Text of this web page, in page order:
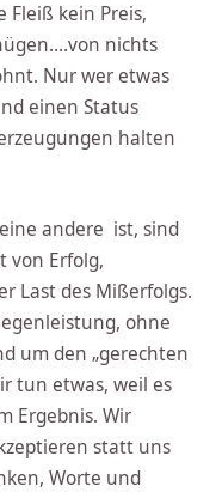
Fleiß kein Preis,
nichts
Nur wer etwas
einen Status
halten
andere ist, sind
von Erfolg,
Last des Mißerfolgs.
ohne
um den „gerechten
tun etwas, weil es
Ergebnis. Wir
statt uns
Worte und